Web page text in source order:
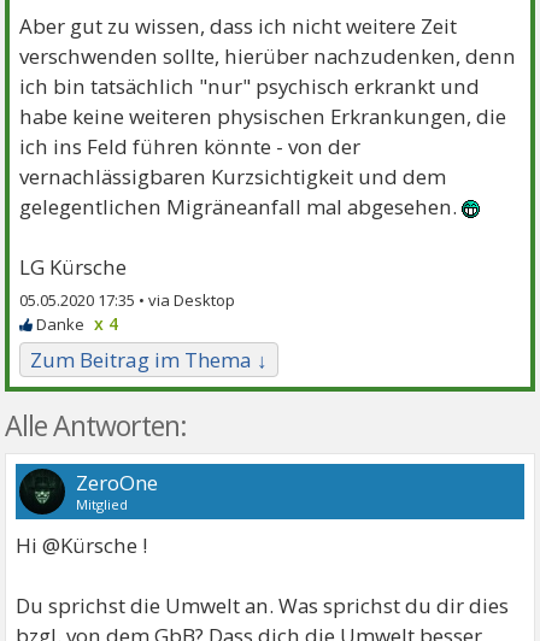
Aber gut zu wissen, dass ich nicht weitere Zeit
verschwenden sollte, hierüber nachzudenken, denn
ich bin tatsächlich "nur" psychisch erkrankt und
habe keine weiteren physischen Erkrankungen, die
ich ins Feld führen könnte - von der
vernachlässigbaren Kurzsichtigkeit und dem
gelegentlichen Migräneanfall mal abgesehen.
LG Kürsche
05.05.2020 17:35 •
x 4
Zum Beitrag im Thema ↓
Alle Antworten:
ZeroOne
Mitglied
Hi @Kürsche !
Du sprichst die Umwelt an. Was sprichst du dir dies